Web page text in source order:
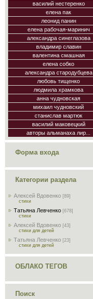
василий нестеренко
елена пак
леонид панин
елена рабочая-маринич
александра синеглазова
владимир славин
валентина смашная
елена собко
александра стародубцева
любовь тищенко
людмила храмкова
анна чудновская
михаил чудновский
станислав мартюк
василий маковецкий
авторы альманаха лир...
Форма входа
Категории раздела
Алексей Вдовенко [89]
стихи
Татьяна Левченко [678]
стихи
Алексей Вдовенко [43]
стихи для детей
Татьяна Левченко [23]
стихи для детей
ОБЛАКО ТЕГОВ
Поиск